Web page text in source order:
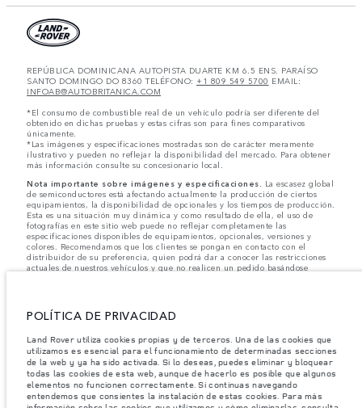
REPÚBLICA DOMINICANA AUTOPISTA DUARTE KM 6.5 ENS. PARAÍSO
SANTO DOMINGO DO 8360 TELÉFONO: +1 809 549 5700 EMAIL:
INFOAB@AUTOBRITANICA.COM
*El consumo de combustible real de un vehículo podría ser diferente del
obtenido en dichas pruebas y estas cifras son para fines comparativos
únicamente.
*Las imágenes y especificaciones mostradas son de carácter meramente
ilustrativo y pueden no reflejar la disponibilidad del mercado. Para obtener
más información consulte su concesionario local.
Nota importante sobre imágenes y especificaciones.
La escasez global
de semiconductores está afectando actualmente la producción de ciertos
equipamientos, la disponibilidad de opcionales y los tiempos de producción.
Esta es una situación muy dinámica y como resultado de ella, el uso de
fotografías en este sitio web puede no reflejar completamente las
especificaciones disponibles de equipamientos, opcionales, versiones y
colores. Recomendamos que los clientes se pongan en contacto con el
distribuidor de su preferencia, quien podrá dar a conocer las restricciones
actuales de nuestros vehículos y que no realicen un pedido basándose
las especificaciones, el diseño y la producción de sus vehículos, piezas y
accesorios, por lo que se producen modificaciones de forma continua y sin
vendrán incluidas de serie. La información, las especificaciones, los motores
y los colores que aparecen en esta página web se basan en las
especificaciones europeas. Estos pueden variar en función del mercado y
pueden ser modificados sin previo aviso. Algunos vehículos se muestran con
equipamiento opcional y accesorios originales que pueden no estar
disponibles en todos los mercados. Ponte en contacto con tu concesionario
local para consultar disponibilidad y precios.
POLÍTICA DE PRIVACIDAD
Land Rover utiliza cookies propias y de terceros. Una de las cookies que
utilizamos es esencial para el funcionamiento de determinadas secciones
de la web y ya ha sido activada. Si lo deseas, puedes eliminar y bloquear
todas las cookies de esta web, aunque de hacerlo es posible que algunos
elementos no funcionen correctamente. Si continuas navegando
entendemos que consientes la instalación de estas cookies. Para más